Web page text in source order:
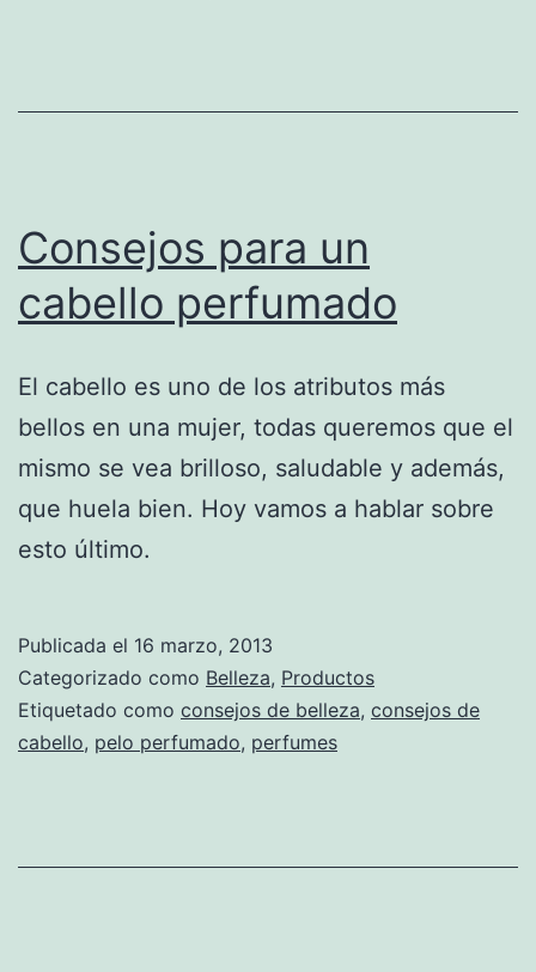
Consejos para un
cabello perfumado
El cabello es uno de los atributos más
bellos en una mujer, todas queremos que el
mismo se vea brilloso, saludable y además,
que huela bien. Hoy vamos a hablar sobre
esto último.
Publicada el 16 marzo, 2013
Categorizado como Belleza, Productos
Etiquetado como consejos de belleza, consejos de
cabello, pelo perfumado, perfumes